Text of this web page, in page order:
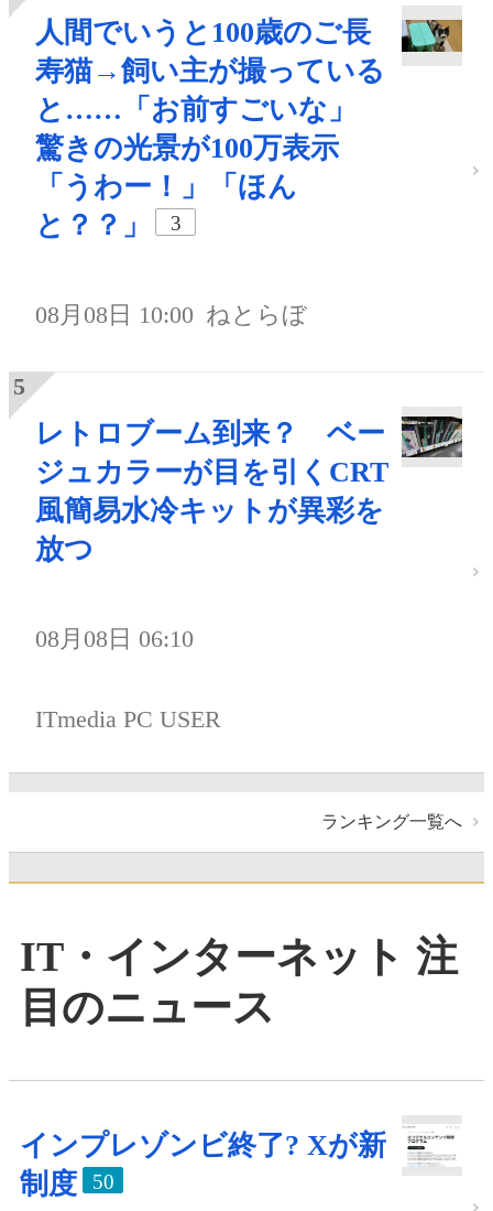
人間でいうと100歳のご長
寿猫→飼い主が撮っている
と……「お前すごいな」
驚きの光景が100万表示
「うわー！」「ほん
と？？」
3
08月08日 10:00 ねとらぼ
レトロブーム到来？ ベー
ジュカラーが目を引くCRT
風簡易水冷キットが異彩を
放つ
08月08日 06:10
ITmedia PC USER
ランキング一覧へ
IT・インターネット 注
目のニュース
インプレゾンビ終了? Xが新
制度
50